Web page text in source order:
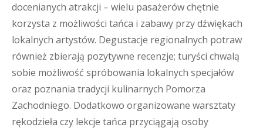
docenianych atrakcji – wielu pasażerów chętnie
korzysta z możliwości tańca i zabawy przy dźwiękach
lokalnych artystów. Degustacje regionalnych potraw
również zbierają pozytywne recenzje; turyści chwalą
sobie możliwość spróbowania lokalnych specjałów
oraz poznania tradycji kulinarnych Pomorza
Zachodniego. Dodatkowo organizowane warsztaty
rękodzieła czy lekcje tańca przyciągają osoby